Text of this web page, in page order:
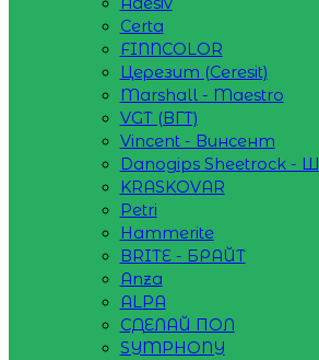
Certa
FINNCOLOR
Церезит (Ceresit)
Marshall - Maestro
VGT (ВГТ)
Vincent - Винсент
Danogips Sheetrock -
KRASKOVAR
Petri
Hammerite
BRITE - БРАЙТ
Anza
ALPA
СДЕЛАЙ ПОЛ
SYMPHONY